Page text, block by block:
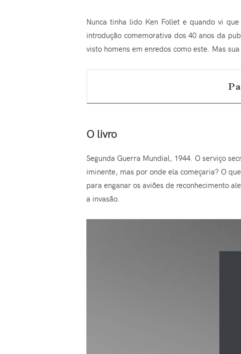
Nunca tinha lido Ken Follet e quando vi
introdução comemorativa dos 40 anos da
visto homens em enredos como este. Mas
O livro
Segunda Guerra Mundial, 1944. O serviço
iminente, mas por onde ela começaria? O
para enganar os aviões de reconhecimento
a invasão.